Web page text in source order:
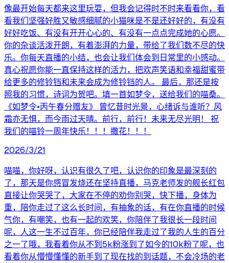
像最开始每天都来这里玩耍，但我会记得时不时来看看你，看
看我们坚强好胜又敏感细腻的小猫咪是不是还好好的，有没有
好好吃饭、有没有开开心心的、有没有一点点完成她的心愿。
你的杂谈活泼开朗，有着澎湃的力量，带给了我们数不尽的快
乐。你每天直播的小结，也会让我们体会到日常里的小感动。
真心祝愿你能一直保持这样的活力，把欢声笑语和幸福甜蜜带
给更多的修铃铛和未来会成为修铃铛的人。 最后，那还是按
照我的习惯，诗词为贺吧。填一首如梦令，送给我们的喵桑。
《如梦令•丙午春分赠友》 曾忆昔时光景，心绪诉与谁听？风
霜亦无惧，而今雨过天晴。前行，前行！未来无尽光明！ 祝
我们的喵铃一周年快乐！！！撒花！！！
2026/3/21
喵喵，你好呀，认识有很久了吧，认识你的印象是最深刻的
了，那天是你感冒发烧还在坚持直播，马克老师发的舰长红包
直接让你哭哭了，大家在不停的劝你别哭，快下播，身体为
重，陪你走过了这么长时间，有抽象的话，有在你直播的时候
气你，有嘲笑，也有一起的欢笑，你陪伴了我很长一段时间
呢，人这一生不过百年，你已经陪伴我走过了我的人生的百分
之一了哦，我看着你从不到5k粉涨到了如今的10k粉了呢，也
看着你从懵懵懂懂的新手到了现在找的到话题，不会冷场的老